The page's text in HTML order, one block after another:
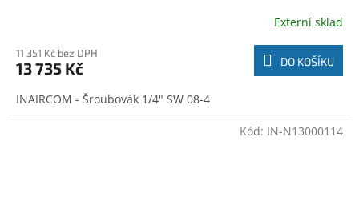
Externí sklad
11 351 Kč bez DPH
13 735 Kč DO KOŠÍKU
INAIRCOM - Šroubovák 1/4" SW 08-4
Kód: IN-N13000114